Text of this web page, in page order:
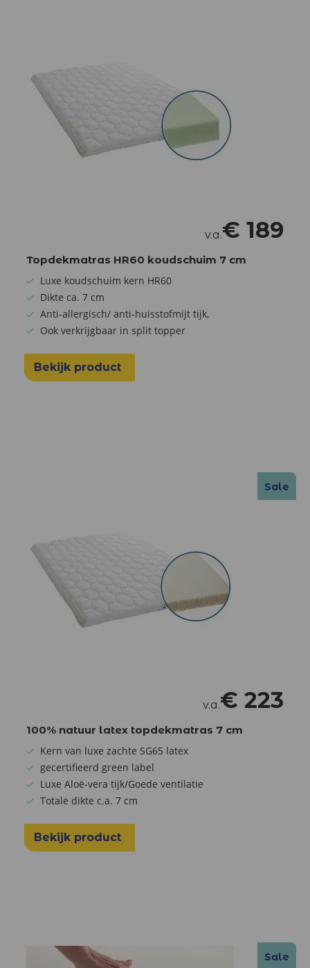
v.a.€ 189
Topdekmatras HR60 koudschuim 7 cm
Luxe koudschuim kern HR60
Dikte ca. 7 cm
Anti-allergisch/ anti-huisstofmijt tijk,
Ook verkrijgbaar in split topper
Bekijk product
Sale
v.a.€ 223
100% natuur latex topdekmatras 7 cm
Kern van luxe zachte SG65 latex
gecertifieerd green label
Luxe Aloë-vera tijk/Goede ventilatie
Totale dikte c.a. 7 cm
Bekijk product
Sale